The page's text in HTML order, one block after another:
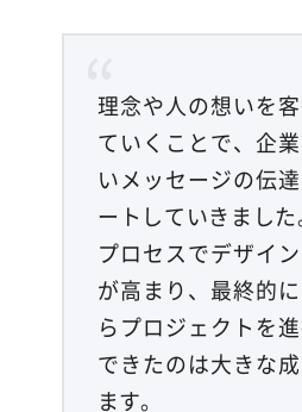
理念や人の想いを
ていくことで、企
いメッセージの伝
ートしていきまし
プロセスでデザイ
が高まり、最終的
らプロジェクトを
できたのは大きな
ます。